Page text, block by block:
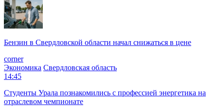
Бензин в Свердловской области начал снижаться в цене
corner
Экономика Свердловская область
14:45
Студенты Урала познакомились с профессией энергетика на
отраслевом чемпионате